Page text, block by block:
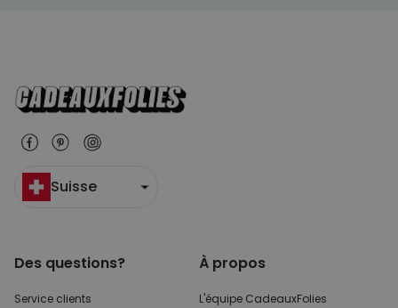
Suisse
Des questions?
Service clients
À propos
L'équipe CadeauxFolies